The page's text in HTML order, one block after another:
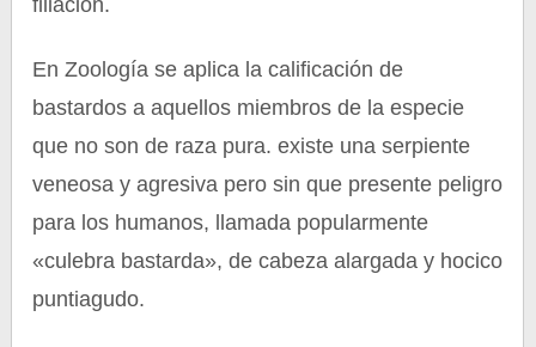
filiación.
En Zoología se aplica la calificación de
bastardos a aquellos miembros de la especie
que no son de raza pura. existe una serpiente
veneosa y agresiva pero sin que presente peligro
para los humanos, llamada popularmente
«culebra bastarda», de cabeza alargada y hocico
puntiagudo.